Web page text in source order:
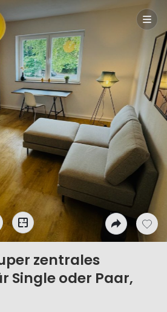
zentrales
Single oder Paar,